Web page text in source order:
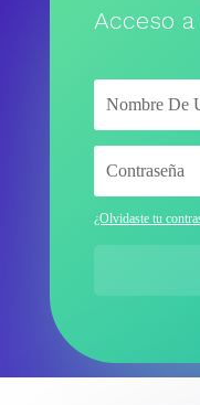
Acceso a
¿Olvidaste tu